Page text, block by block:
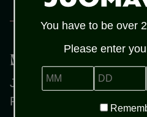
Myynti
Jouko Somero,
Puh. 040 529 4553
You have to be over
Please enter
MM DD